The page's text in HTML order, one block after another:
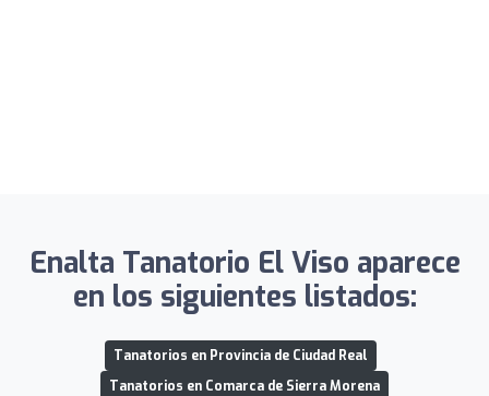
Enalta Tanatorio El Viso aparece
en los siguientes listados:
Tanatorios en Provincia de Ciudad Real
Tanatorios en Comarca de Sierra Morena